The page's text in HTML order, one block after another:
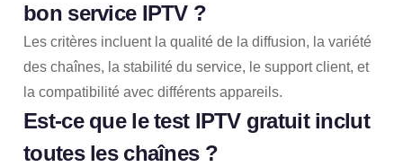
bon service IPTV ?
Les critères incluent la qualité de la diffusion, la variété
des chaînes, la stabilité du service, le support client, et
la compatibilité avec différents appareils.
Est-ce que le test IPTV gratuit inclut
toutes les chaînes ?